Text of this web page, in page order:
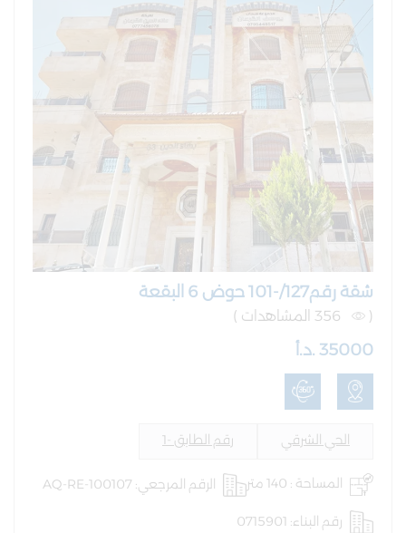
شقة رقم127/-101 حوض 6 البقعة
(
35000 .د.أ
الحي الشرقي رقم الطابق -1
المساحة : 140 متر
الرقم المرجعي: AQ-RE-100107
رقم البناء: 0715901